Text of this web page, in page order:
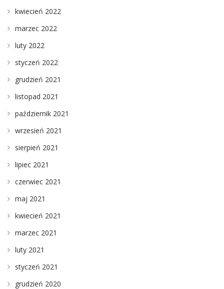
kwiecień 2022
marzec 2022
luty 2022
styczeń 2022
grudzień 2021
listopad 2021
październik 2021
wrzesień 2021
sierpień 2021
lipiec 2021
czerwiec 2021
maj 2021
kwiecień 2021
marzec 2021
luty 2021
styczeń 2021
grudzień 2020